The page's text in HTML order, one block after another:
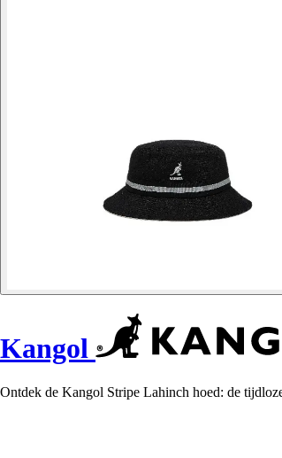
Kangol
Ontdek de Kangol Stripe Lahinch hoed: de